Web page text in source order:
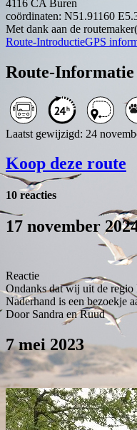
4116 CA Buren
coördinaten: N51.91160
Met dank aan de
Route-IntroductieGPS
Route-Informatie
Laatst gewijzigd: 24
Koop deze route
10 reacties
17 november
Reactie
Ondanks dat wij uit de regio
Naderhand is een bezoekje
Door Sandra en Ruud
7 mei 2023